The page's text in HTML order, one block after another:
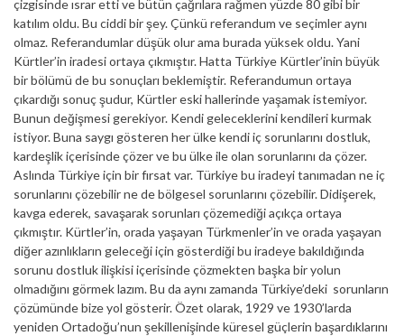
çizgisinde ısrar etti ve bütün çağrılara rağmen yüzde 80 gibi bir
katılım oldu. Bu ciddi bir şey. Çünkü referandum ve seçimler aynı
olmaz. Referandumlar düşük olur ama burada yüksek oldu. Yani
Kürtler’in iradesi ortaya çıkmıştır. Hatta Türkiye Kürtler’inin büyük
bir bölümü de bu sonuçları beklemiştir. Referandumun ortaya
çıkardığı sonuç şudur, Kürtler eski hallerinde yaşamak istemiyor.
Bunun değişmesi gerekiyor. Kendi geleceklerini kendileri kurmak
istiyor. Buna saygı gösteren her ülke kendi iç sorunlarını dostluk,
kardeşlik içerisinde çözer ve bu ülke ile olan sorunlarını da çözer.
Aslında Türkiye için bir fırsat var. Türkiye bu iradeyi tanımadan ne iç
sorunlarını çözebilir ne de bölgesel sorunlarını çözebilir. Didişerek,
kavga ederek, savaşarak sorunları çözemediği açıkça ortaya
çıkmıştır. Kürtler’in, orada yaşayan Türkmenler’in ve orada yaşayan
diğer azınlıkların geleceği için gösterdiği bu iradeye bakıldığında
sorunu dostluk ilişkisi içerisinde çözmekten başka bir yolun
olmadığını görmek lazım. Bu da aynı zamanda Türkiye’deki sorunların
çözümünde bize yol gösterir. Özet olarak, 1929 ve 1930’larda
yeniden Ortadoğu’nun şekillenişinde küresel güçlerin başardıklarını